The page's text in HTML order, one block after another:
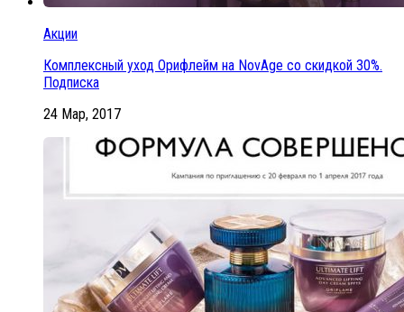
Акции
Комплексный уход Орифлейм на NovAge со скидкой 30%.
Подписка
24 Мар, 2017